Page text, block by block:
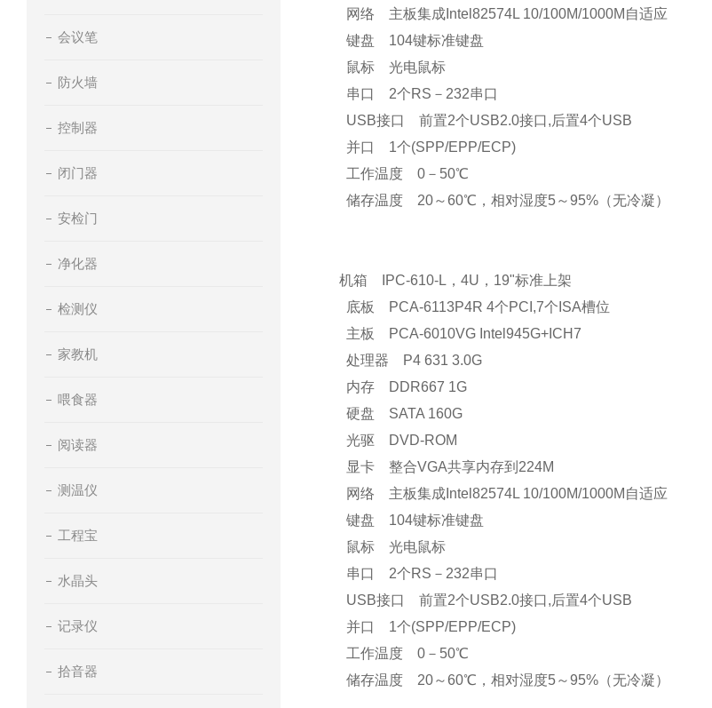
会议笔
防火墙
控制器
闭门器
安检门
净化器
检测仪
家教机
喂食器
阅读器
测温仪
工程宝
水晶头
记录仪
拾音器
网络 主板集成Intel82574L 10/100M/1000M自适应
键盘 104键标准键盘
鼠标 光电鼠标
串口 2个RS－232串口
USB接口 前置2个USB2.0接口,后置4个USB
并口 1个(SPP/EPP/ECP)
工作温度 0－50℃
储存温度 20～60℃，相对湿度5～95%（无冷凝）
机箱 IPC-610-L，4U，19"标准上架
底板 PCA-6113P4R 4个PCI,7个ISA槽位
主板 PCA-6010VG Intel945G+ICH7
处理器 P4 631 3.0G
内存 DDR667 1G
硬盘 SATA 160G
光驱 DVD-ROM
显卡 整合VGA共享内存到224M
网络 主板集成Intel82574L 10/100M/1000M自适应
键盘 104键标准键盘
鼠标 光电鼠标
串口 2个RS－232串口
USB接口 前置2个USB2.0接口,后置4个USB
并口 1个(SPP/EPP/ECP)
工作温度 0－50℃
储存温度 20～60℃，相对湿度5～95%（无冷凝）